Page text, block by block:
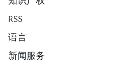
RSS
语言
新闻服务